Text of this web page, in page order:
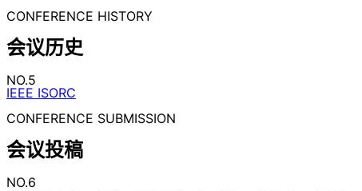
CONFERENCE HISTORY
会议历史
NO.5
IEEE ISORC
CONFERENCE SUBMISSION
会议投稿
NO.6